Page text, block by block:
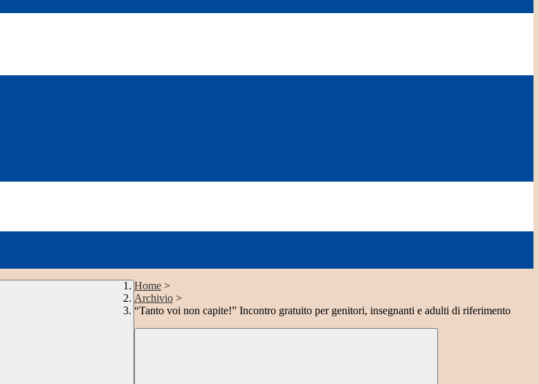
Home >
Archivio >
“Tanto voi non capite!” Incontro gratuito per genitori, insegnanti e adulti di riferimento